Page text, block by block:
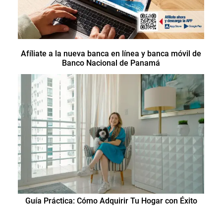
Afíliate a la nueva banca en línea y banca móvil de
Banco Nacional de Panamá
Guía Práctica: Cómo Adquirir Tu Hogar con Éxito